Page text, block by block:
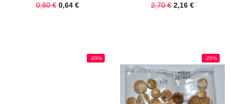
0,80 € 0,64 € 2,70 € 2,16 €
-20% -20%